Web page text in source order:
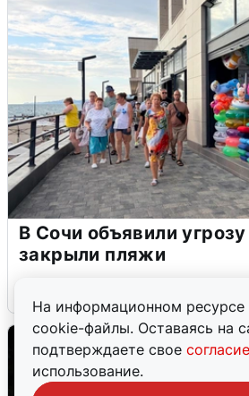
На информационном ресурсе
cookie-файлы. Оставаясь на
подтверждаете свое согласие
использование.
В Сочи объявили
закрыли пляжи